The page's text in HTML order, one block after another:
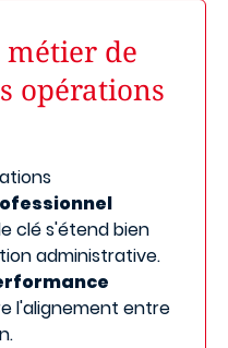
de
opérations
clé s'étend bien
administrative.
l'alignement entre